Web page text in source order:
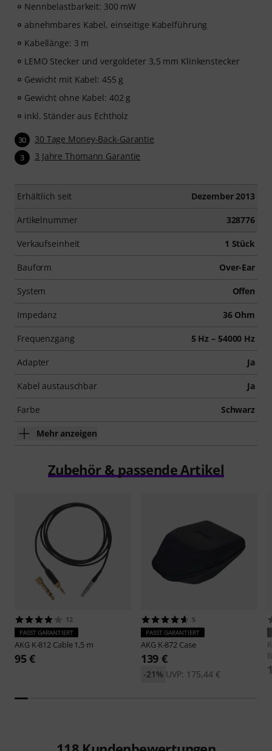
Nennbelastbarkeit: 300 mW
abnehmbares Kabel, einseitige Kabelführung
Kabellänge: 3 m
LEMO Stecker und vergoldeter 3,5 mm Klinkenstecker
Gewicht mit Kabel: 455 g
Gewicht ohne Kabel: 402 g
inkl. Ständer aus Echtholz
30 30 Tage Money-Back-Garantie
3 3 Jahre Thomann Garantie
Erhältlich seit Dezember 2013
Artikelnummer 328776
Verkaufseinheit 1 Stück
Bauform Over-Ear
System Offen
Impedanz 36 Ohm
Frequenzgang 5 Hz – 54000 Hz
Adapter Ja
Kabel austauschbar Ja
Farbe Schwarz
Mehr anzeigen
Zubehör & passende Artikel
12
PASST GARANTIERT
AKG K-812 Cable 1,5 m
95 €
5
PASST GARANTIERT
AKG K-872 Case
139 €
UVP: 175,44 €
-21%